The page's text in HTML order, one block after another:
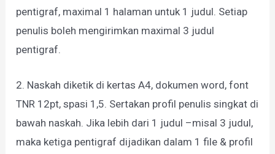
pentigraf, maximal 1 halaman untuk 1 judul. Setiap
penulis boleh mengirimkan maximal 3 judul
pentigraf.
2. Naskah diketik di kertas A4, dokumen word, font
TNR 12pt, spasi 1,5. Sertakan profil penulis singkat di
bawah naskah. Jika lebih dari 1 judul –misal 3 judul,
maka ketiga pentigraf dijadikan dalam 1 file & profil